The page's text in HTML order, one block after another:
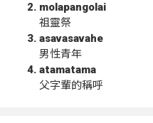
molapangolai
祖靈祭
asavasavahe
男性青年
atamatama
父字輩的稱呼